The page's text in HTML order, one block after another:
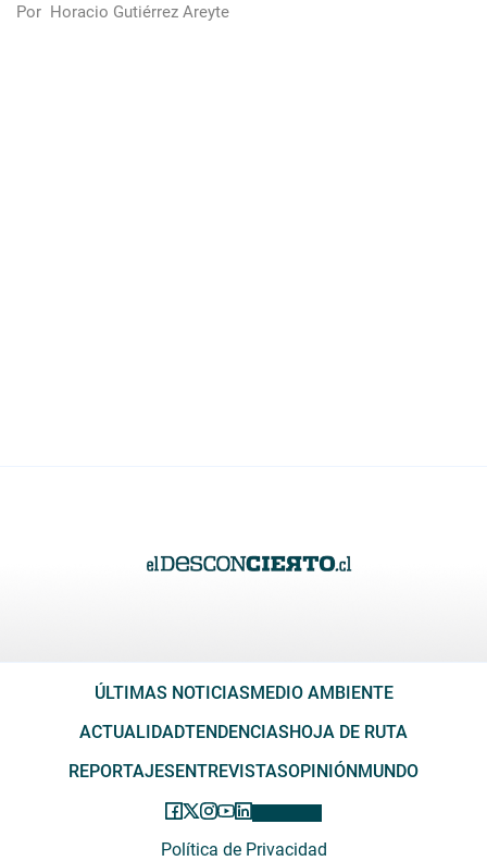
Por Horacio Gutiérrez Areyte
ÚLTIMAS NOTICIASMEDIO AMBIENTE
ACTUALIDADTENDENCIASHOJA DE RUTA
REPORTAJESENTREVISTASOPINIÓNMUNDO
Política de Privacidad